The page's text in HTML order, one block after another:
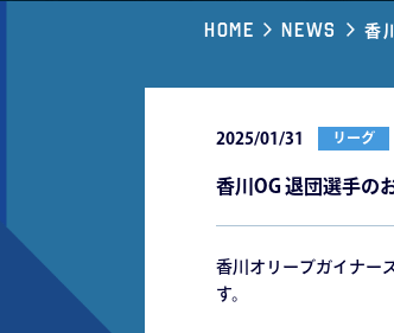
Home News 香
2025/01/31 リーグ
香川OG 退団選手の
香川オリーブガイナー
す。